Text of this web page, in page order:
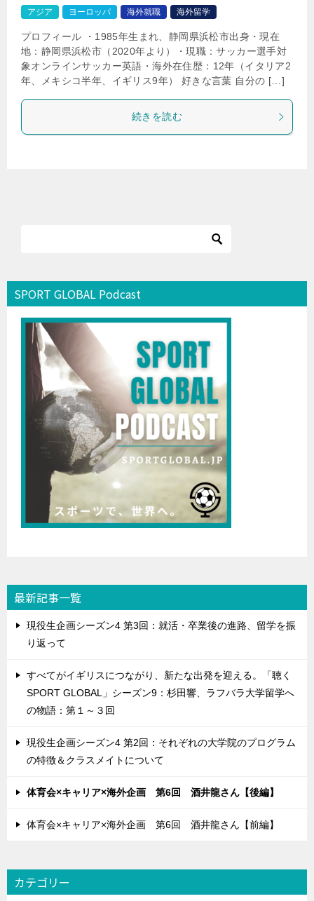
アジア
ヨーロッパ 海外就職 海外留学
プロフィール ・1985年生まれ、静岡県浜松市出身・現在
地：静岡県浜松市（2020年より）・現職：サッカー選手対
象オンラインサッカー英語・海外在住歴：12年（イタリア2
年、メキシコ半年、イギリス9年） 好きな言葉 自分の […]
続きを読む
SPORT GLOBAL Podcast
最新記事一覧
現役生企画シーズン4 第3回：就活・卒業後の進路、留学を振
り返って
すべてがイギリスにつながり、新たな出発を迎える。「聴く
SPORT GLOBAL」シーズン9：杉田響、ラフバラ大学留学へ
の物語：第１～３回
現役生企画シーズン4 第2回：それぞれの大学院のプログラム
の特徴＆クラスメイトについて
体育会×キャリア×海外企画 第6回 酒井龍さん【後編】
体育会×キャリア×海外企画 第6回 酒井龍さん【前編】
カテゴリー